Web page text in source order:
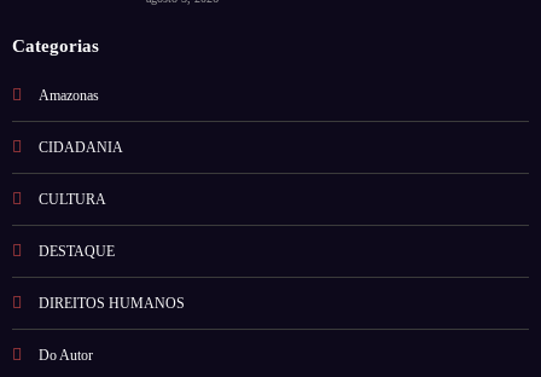
Categorias
Amazonas
CIDADANIA
CULTURA
DESTAQUE
DIREITOS HUMANOS
Do Autor